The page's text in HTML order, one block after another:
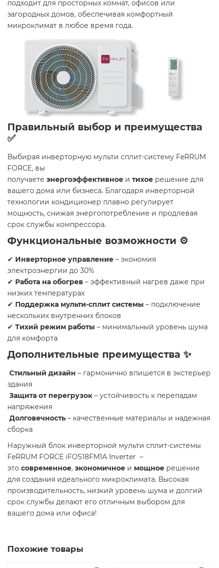
подходит для просторных комнат, офисов или
загородных домов, обеспечивая комфортный
микроклимат в любое время года.
Правильный выбор и преимущества
✅
Выбирая инверторную мульти сплит-систему FeRRUM
FORCE, вы
получаете энергоэффективное и тихое решение для
вашего дома или бизнеса. Благодаря инверторной
технологии кондиционер плавно регулирует
мощность, снижая энергопотребление и продлевая
срок службы компрессора.
Функциональные возможности ⚙️
✔ Инверторное управление – экономия
электроэнергии до 30%
✔ Работа на обогрев – эффективный нагрев даже при
низких температурах
✔ Поддержка мульти-сплит системы – подключение
нескольких внутренних блоков
✔ Тихий режим работы – минимальный уровень шума
для комфорта
Дополнительные преимущества ✨
Стильный дизайн – гармонично впишется в экстерьер
здания
Защита от перегрузок – устойчивость к перепадам
напряжения
Долговечность – качественные материалы и надежная
сборка
Наружный блок инверторной мульти сплит-системы
FeRRUM FORCE iFOS18FM1A Inverter –
это современное, экономичное и мощное решение
для создания идеального микроклимата. Высокая
производительность, низкий уровень шума и долгий
срок службы делают его отличным выбором для
вашего дома или офиса!
Похожие товары